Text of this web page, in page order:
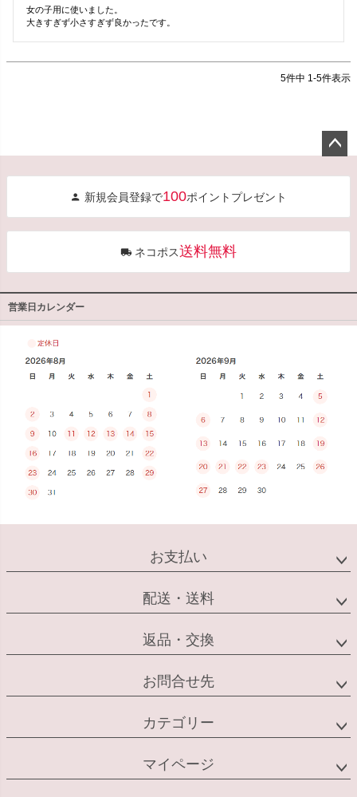
女の子用に使いました。
大きすぎず小さすぎず良かったです。
5件中 1-5件表示
へ
新規会員登録で100ポイントプレゼント
ネコポス送料無料
営業日カレンダー
お支払い
配送・送料
返品・交換
お問合せ先
カテゴリー
マイページ